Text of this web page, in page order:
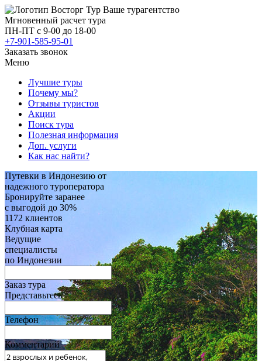
Восторг Тур Ваше турагентство
Мгновенный расчет тура
ПН-ПТ с 9-00 до 18-00
+7-901-585-95-01
Заказать звонок
Меню
Лучшие туры
Почему мы?
Отзывы туристов
Акции
Поиск тура
Полезная информация
Доп. услуги
Как нас найти?
Путевки в Индонезию от
надежного туроператора
Бронируйте заранее
с выгодой до 30%
1172 клиентов
Клубная карта
Ведущие
специалисты
по Индонезии
Заказ тура
Представьтесь
Телефон
Комментарий